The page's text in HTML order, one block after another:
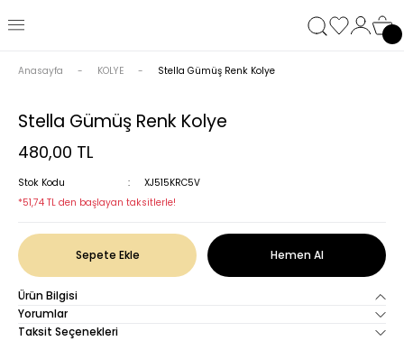
Anasayfa KOLYE Stella Gümüş Renk Kolye
Stella Gümüş Renk Kolye
480,00 TL
Stok Kodu
XJ515KRC5V
*51,74 TL den başlayan taksitlerle!
Sepete Ekle Hemen Al
Ürün Bilgisi
Yorumlar
Taksit Seçenekleri